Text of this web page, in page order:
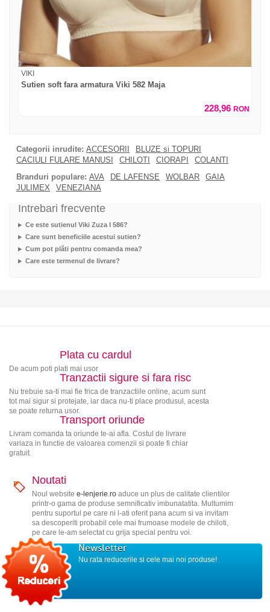
VIKI
Sutien soft fara armatura Viki 582 Maja
228,96 RON
Categorii inrudite: ACCESORII
BLUZE si TOPURI
CACIULI FULARE MANUSI
CHILOTI CIORAPI
COLANTI
Branduri populare: AVA DE LAFENSE WOLBAR
GAIA
JULIMEX
VENEZIANA
Intrebari frecvente
Ce este sutienul Viki Zuza I 586?
Care sunt beneficiile acestui sutien?
Cum pot plăti pentru comanda mea?
Care este termenul de livrare?
Plata cu cardul
De acum poti plati mai usor
Tranzactii sigure si fara risc
Nu trebuie sa-ti mai fie frica de tranzactiile online, acum sunt
tot mai sigur si protejate, iar daca nu-ti place produsul, acesta
se poate returna usor.
Transport oriunde
Livram comanda ta oriunde te-ai afla. Costul de livrare
variaza in functie de valoarea comenzii si poate fi chiar
gratuit.
Noutati
Noul website e-lenjerie.roaduce un plus de calitate clientilor
printr-o gama de produse semnificativ imbunatatita. Multumim
pentru suportul pe care ni l-ati oferit pana acum si va invitam
sa descoperiti probabil cele mai frumoase modele de chiloti,
pe care le-am selectat cu grija special pentru voi.
Newsletter
Nu rata reducerile si cele mai noi produse!